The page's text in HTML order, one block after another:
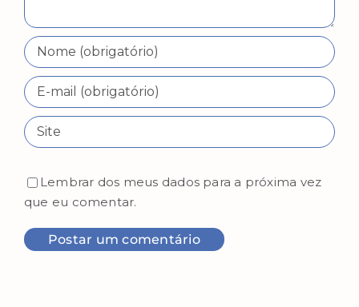
Lembrar dos meus dados para a próxima vez
que eu comentar.